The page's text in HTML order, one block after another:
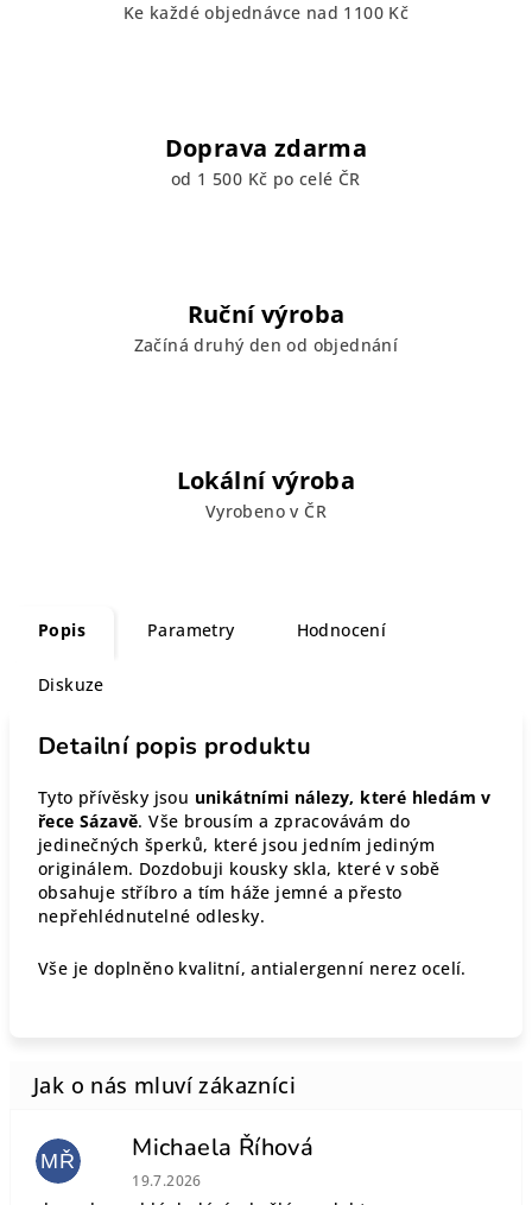
Ke každé objednávce nad 1100 Kč
Doprava zdarma
od 1 500 Kč po celé ČR
Ruční výroba
Začíná druhý den od objednání
Lokální výroba
Vyrobeno v ČR
Popis Parametry Hodnocení
Diskuze
Detailní popis produktu
Tyto přívěsky jsou unikátními nálezy, které hledám v
řece Sázavě. Vše brousím a zpracovávám do
jedinečných šperků, které jsou jedním jediným
originálem. Dozdobuji kousky skla, které v sobě
obsahuje stříbro a tím háže jemné a přesto
nepřehlédnutelné odlesky.
Vše je doplněno kvalitní, antialergenní nerez ocelí.
MŘ Michaela Říhová
Hodnocení obchodu je 5 z 5 hvězdiček.
19.7.2026